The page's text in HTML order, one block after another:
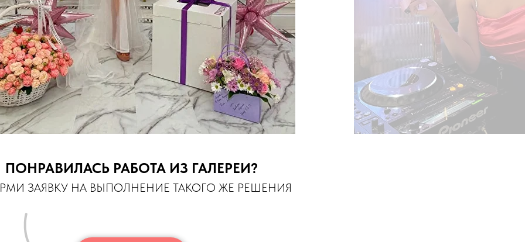
ПОНРАВИЛАСЬ РАБОТА ИЗ ГАЛЕРЕИ?
ЗАЯВКУ НА ВЫПОЛНЕНИЕ ТАКОГО ЖЕ РЕШЕНИЯ